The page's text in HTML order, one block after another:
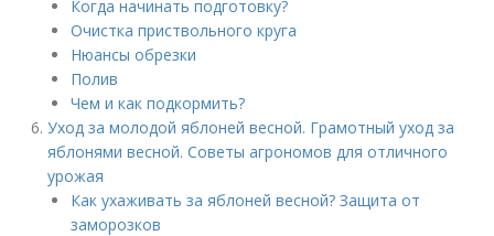
Когда начинать подготовку?
Очистка приствольного круга
Нюансы обрезки
Полив
Чем и как подкормить?
Уход за молодой яблоней весной. Грамотный уход за
яблонями весной. Советы агрономов для отличного
урожая
Как ухаживать за яблоней весной? Защита от
заморозков